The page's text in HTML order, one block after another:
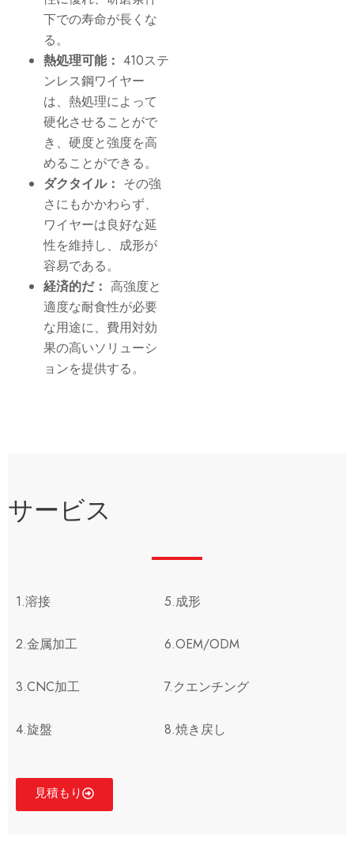
下での寿命が長くな
る。
熱処理可能： 410ステ
ンレス鋼ワイヤー
は、熱処理によって
硬化させることがで
き、硬度と強度を高
めることができる。
ダクタイル： その強
さにもかかわらず、
ワイヤーは良好な延
性を維持し、成形が
容易である。
経済的だ： 高強度と
適度な耐食性が必要
な用途に、費用対効
果の高いソリューシ
ョンを提供する。
サービス
1.溶接
2.金属加工
3.CNC加工
4.旋盤
5.成形
6.OEM/ODM
7.クエンチング
8.焼き戻し
見積もり